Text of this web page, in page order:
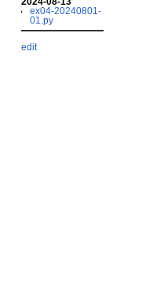
ex04-20240801-
01.py
edit